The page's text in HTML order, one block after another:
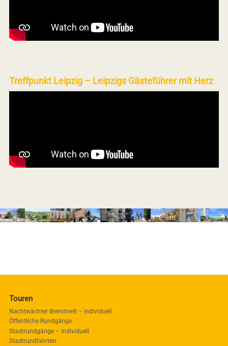
Treffpunkt Leipzig – Leipzigs Gästeführer mit Herz
Touren
Nachtwächter Bremme® – individuell
Öffentliche Rundgänge
Stadtrundgänge – individuell
Stadtrundfahrten